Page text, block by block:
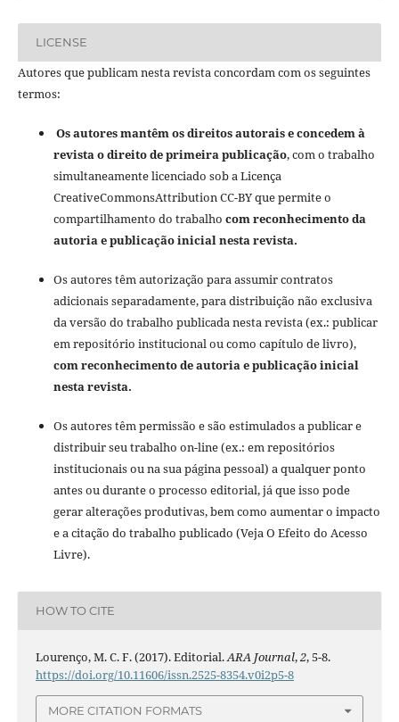
LICENSE
Autores que publicam nesta revista concordam com os seguintes
termos:
Os autores mantêm os direitos autorais e concedem à
revista o direito de primeira publicação, com o trabalho
simultaneamente licenciado sob a Licença
CreativeCommonsAttribution CC-BY que permite o
compartilhamento do trabalho com reconhecimento da
autoria e publicação inicial nesta revista.
Os autores têm autorização para assumir contratos
adicionais separadamente, para distribuição não exclusiva
da versão do trabalho publicada nesta revista (ex.: publicar
em repositório institucional ou como capítulo de livro),
com reconhecimento de autoria e publicação inicial
nesta revista.
Os autores têm permissão e são estimulados a publicar e
distribuir seu trabalho on-line (ex.: em repositórios
institucionais ou na sua página pessoal) a qualquer ponto
antes ou durante o processo editorial, já que isso pode
gerar alterações produtivas, bem como aumentar o impacto
e a citação do trabalho publicado (Veja O Efeito do Acesso
Livre).
HOW TO CITE
Lourenço, M. C. F. (2017). Editorial.ARA Journal,2, 5-8.
https://doi.org/10.11606/issn.2525-8354.v0i2p5-8
MORE CITATION FORMATS